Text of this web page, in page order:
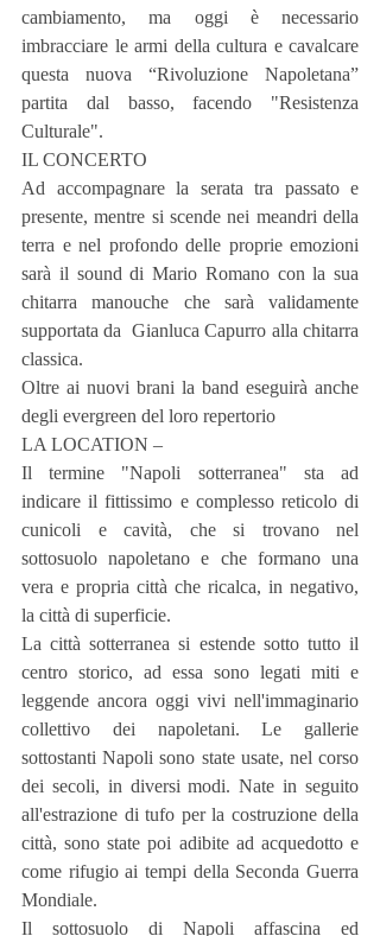
cambiamento, ma oggi è necessario
imbracciare le armi della cultura e cavalcare
questa nuova “Rivoluzione Napoletana”
partita dal basso, facendo "Resistenza
Culturale".
IL CONCERTO
Ad accompagnare la serata tra passato e
presente, mentre si scende nei meandri della
terra e nel profondo delle proprie emozioni
sarà il sound di Mario Romano con la sua
chitarra manouche che sarà validamente
supportata da  Gianluca Capurro alla chitarra
classica.
Oltre ai nuovi brani la band eseguirà anche
degli evergreen del loro repertorio
LA LOCATION –
Il termine "Napoli sotterranea" sta ad
indicare il fittissimo e complesso reticolo di
cunicoli e cavità, che si trovano nel
sottosuolo napoletano e che formano una
vera e propria città che ricalca, in negativo,
la città di superficie.
La città sotterranea si estende sotto tutto il
centro storico, ad essa sono legati miti e
leggende ancora oggi vivi nell'immaginario
collettivo dei napoletani. Le gallerie
sottostanti Napoli sono state usate, nel corso
dei secoli, in diversi modi. Nate in seguito
all'estrazione di tufo per la costruzione della
città, sono state poi adibite ad acquedotto e
come rifugio ai tempi della Seconda Guerra
Mondiale.
Il sottosuolo di Napoli affascina ed